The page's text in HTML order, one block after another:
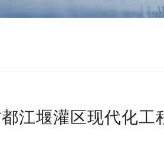
江堰灌区现代化